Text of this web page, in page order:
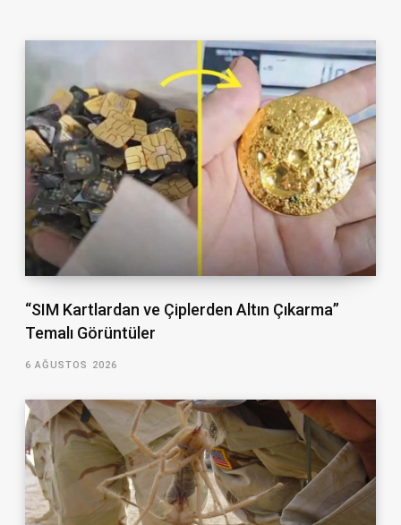
“SIM Kartlardan ve Çiplerden Altın Çıkarma”
Temalı Görüntüler
6 AĞUSTOS 2026